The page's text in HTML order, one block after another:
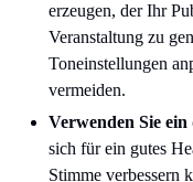
erzeugen, der Ihr
Veranstaltung zu
Toneinstellungen
vermeiden.
Verwenden Sie ein
sich für ein gutes
Stimme verbessern